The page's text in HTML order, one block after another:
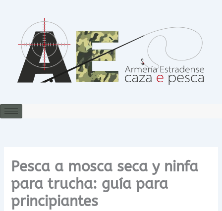
contenido
Pesca a mosca seca y ninfa
para trucha: guía para
principiantes